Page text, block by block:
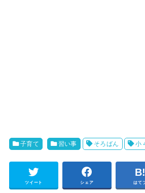
子育て 習い事 そろばん 小
ツイート シェア はて